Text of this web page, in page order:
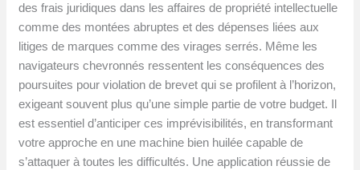
des frais juridiques dans les affaires de propriété intellectuelle
comme des montées abruptes et des dépenses liées aux
litiges de marques comme des virages serrés. Même les
navigateurs chevronnés ressentent les conséquences des
poursuites pour violation de brevet qui se profilent à l’horizon,
exigeant souvent plus qu’une simple partie de votre budget. Il
est essentiel d’anticiper ces imprévisibilités, en transformant
votre approche en une machine bien huilée capable de
s’attaquer à toutes les difficultés. Une application réussie de